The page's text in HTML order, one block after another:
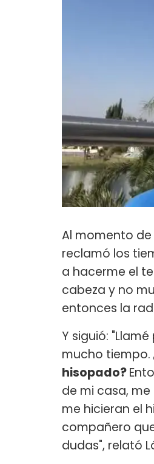
Al momento
reclamó los
a hacerme el
cabeza y no
entonces la
Y siguió:
mucho tiempo.
hisopado?
de mi casa,
me hicieran el
compañero
dudas", relató